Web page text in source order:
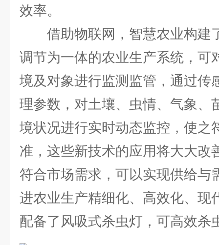
效率。
借助物联网，智慧农业构建
调节为一体的农业生产系统，可
境及对象进行监测监管，通过传
理参数，对土壤、虫情、气象、
境状况进行实时动态监控，使之
准，这些新技术的应用将大大改
符合市场需求，可以实现供给与
进农业生产精细化、高效化、现
配备了风吸式杀虫灯，可高效杀